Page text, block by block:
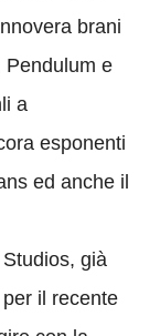
brani
Pendulum e
a
esponenti
ed anche il
già
il recente